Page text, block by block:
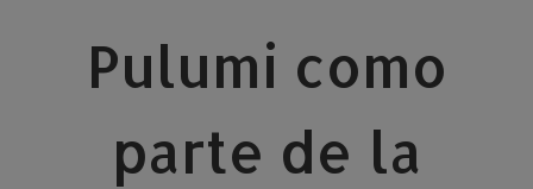
Pulumi como
parte de la